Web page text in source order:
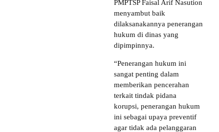
PMPTSP Faisal Arif Nasution
menyambut baik
dilaksanakannya penerangan
hukum di dinas yang
dipimpinnya.
“Penerangan hukum ini
sangat penting dalam
memberikan pencerahan
terkait tindak pidana
korupsi, penerangan hukum
ini sebagai upaya preventif
agar tidak ada pelanggaran